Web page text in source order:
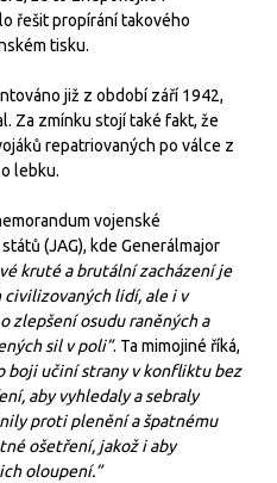
řešit propírání takového
tisku.
již z období září 1942,
Za zmínku stojí také fakt, že
repatriovaných po válce z
lebku.
vojenské
(JAG), kde Generálmajor
kruté a brutální zacházení je
lidí, ale i v
zlepšení osudu raněných a
sil v poli”. Ta mimojiné říká,
boji učiní strany v konfliktu bez
aby vyhledaly a sebraly
proti plenění a špatnému
ošetření, jakož i aby
oloupení.”